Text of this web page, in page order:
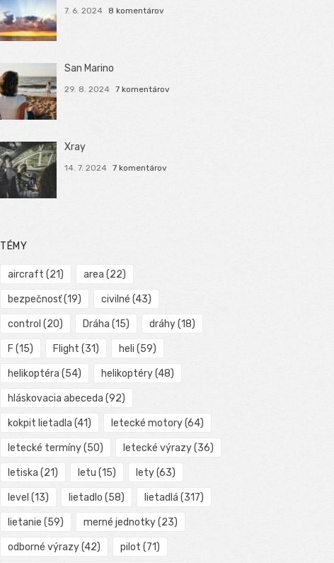
7. 6. 2024 8 komentárov
San Marino
29. 8. 2024 7 komentárov
Xray
14. 7. 2024 7 komentárov
TÉMY
aircraft (21) area (22)
bezpečnosť(19) civilné (43)
control (20) Dráha (15) dráhy(18)
F (15) Flight (31) heli (59)
helikoptéra (54) helikoptéry(48)
hláskovacia abeceda (92)
kokpit lietadla (41) letecké motory(64)
letecké termíny(50) letecké výrazy(36)
letiska (21) letu (15) lety(63)
level (13) lietadlo (58) lietadlá (317)
lietanie (59) merné jednotky(23)
odborné výrazy(42) pilot (71)